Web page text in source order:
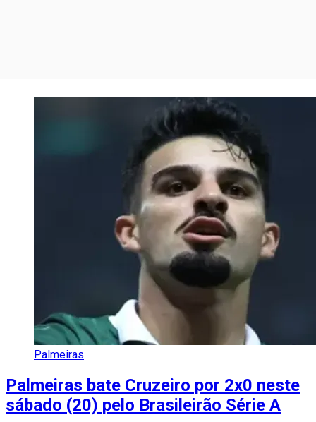
Palmeiras
Palmeiras bate Cruzeiro por 2x0 neste
sábado (20) pelo Brasileirão Série A